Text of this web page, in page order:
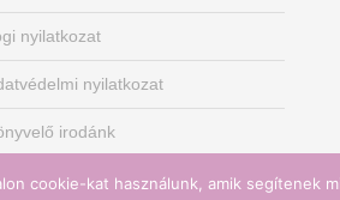
nyilatkozat
nyilatkozat
irodánk
cookie-kat használunk, amik segítenek